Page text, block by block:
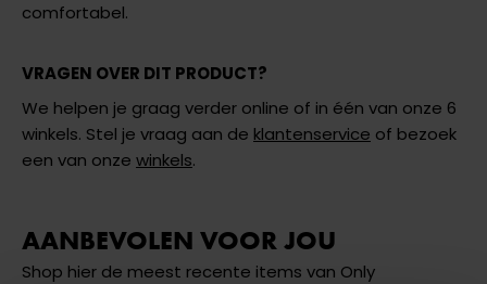
comfortabel.
VRAGEN OVER DIT PRODUCT?
We helpen je graag verder online of in één van onze 6
winkels. Stel je vraag aan de klantenservice of bezoek
een van onze winkels.
AANBEVOLEN VOOR JOU
Shop hier de meest recente items van Only